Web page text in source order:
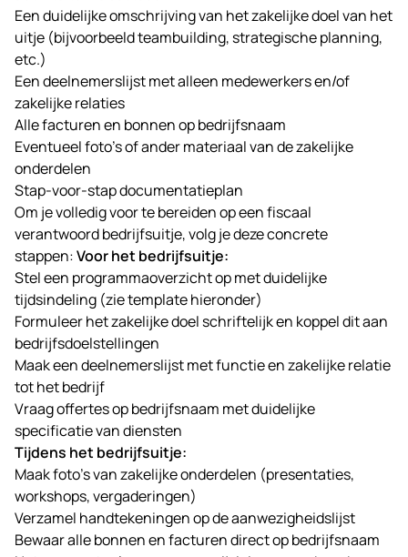
Een duidelijke omschrijving van het zakelijke doel van het
uitje (bijvoorbeeld teambuilding, strategische planning,
etc.)
Een deelnemerslijst met alleen medewerkers en/of
zakelijke relaties
Alle facturen en bonnen op bedrijfsnaam
Eventueel foto’s of ander materiaal van de zakelijke
onderdelen
Stap-voor-stap documentatieplan
Om je volledig voor te bereiden op een fiscaal
verantwoord bedrijfsuitje, volg je deze concrete
stappen:Voor het bedrijfsuitje:
Stel een programmaoverzicht op met duidelijke
tijdsindeling (zie template hieronder)
Formuleer het zakelijke doel schriftelijk en koppel dit aan
bedrijfsdoelstellingen
Maak een deelnemerslijst met functie en zakelijke relatie
tot het bedrijf
Vraag offertes op bedrijfsnaam met duidelijke
specificatie van diensten
Tijdens het bedrijfsuitje:
Maak foto’s van zakelijke onderdelen (presentaties,
workshops, vergaderingen)
Verzamel handtekeningen op de aanwezigheidslijst
Bewaar alle bonnen en facturen direct op bedrijfsnaam